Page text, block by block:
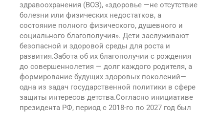
здравоохранения (ВОЗ), «здоровье —не отсутствие
болезни или физических недостатков, а
состояние полного физического, душевного и
социального благополучия». Дети заслуживают
безопасной и здоровой среды для роста и
развития.Забота об их благополучии с рождения
до совершеннолетия — долг каждого родителя, а
формирование будущих здоровых поколений—
одна из задач государственной политики в сфере
защиты интересов детства.Согласно инициативе
президента РФ, период с 2018-го по 2027 год был